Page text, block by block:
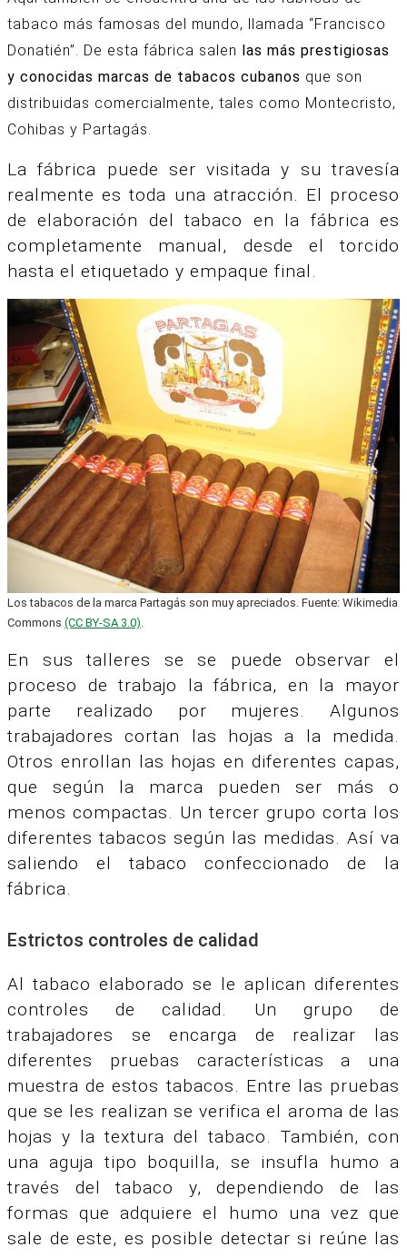
tabaco más famosas del mundo, llamada “Francisco
Donatién”. De esta fábrica salen
las más prestigiosas
y conocidas marcas de tabacos cubanos que son
distribuidas comercialmente, tales como Montecristo,
Cohibas y Partagás.
La fábrica puede ser visitada y su travesía
realmente es toda una atracción. El proceso
de elaboración del tabaco en la fábrica es
completamente manual, desde el torcido
hasta el etiquetado y empaque final.
Los tabacos de la marca Partagás son muy apreciados. Fuente: Wikimedia
Commons (CC BY-SA 3.0).
En sus talleres se se puede observar el
proceso de trabajo la fábrica, en la mayor
parte realizado por mujeres. Algunos
trabajadores cortan las hojas a la medida.
Otros enrollan las hojas en diferentes capas,
que según la marca pueden ser más o
menos compactas. Un tercer grupo corta los
diferentes tabacos según las medidas. Así va
saliendo el tabaco confeccionado de la
fábrica.
Estrictos controles de calidad
Al tabaco elaborado se le aplican diferentes
controles de calidad. Un grupo de
trabajadores se encarga de realizar las
diferentes pruebas características a una
muestra de estos tabacos. Entre las pruebas
que se les realizan se verifica el aroma de las
hojas y la textura del tabaco. También, con
una aguja tipo boquilla, se insufla humo a
través del tabaco y, dependiendo de las
formas que adquiere el humo una vez que
sale de este, es posible detectar si reúne las